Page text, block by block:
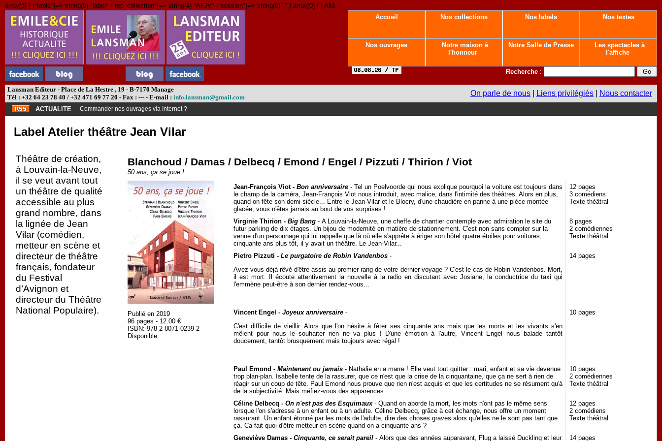
array(3) { ["table"]=> string(5) "label" ["rec_collection"]=> string(4) "ATJV" ["session"]=> string(0) "" } array(0) { } Allé
Accueil
Nos collections Nos labels Nos textes
Nos ouvrages
Notre maison à
l'honneur
Notre Salle de Presse
Les spectacles à
l'affiche
Recherche :
Lansman Editeur - Place de La Hestre , 19 - B-7170 Manage
Tél : +32 64 23 78 40 / +32 471 69 77 20 - Fax : --- - E-mail : info.lansman@gmail.com On parle de nous Liens privilégiés Nous contacter
ACTUALITE Commander nos ouvrages via Internet ?
Label Atelier théâtre Jean Vilar
Théâtre de création,
à Louvain-la-Neuve,
il se veut avant tout
un théâtre de qualité
accessible au plus
grand nombre, dans
la lignée de Jean
Vilar (comédien,
metteur en scène et
directeur de théâtre
français, fondateur
du Festival
d’Avignon et
directeur du Théâtre
National Populaire).
Blanchoud / Damas / Delbecq / Emond / Engel / Pizzuti / Thirion / Viot
50 ans, ça se joue !
Publié en 2019
96 pages - 12.00 €
ISBN: 978-2-8071-0239-2
Disponible
Jean-François Viot - Bon anniversaire - Tel un Poelvoorde qui nous explique pourquoi la voiture est toujours dans
le champ de la caméra, Jean-François Viot nous introduit, avec malice, dans l'intimité des théâtres. Alors en plus,
quand on fête son demi-siècle... Entre le Jean-Vilar et le Blocry, d'une chaudière en panne à une pièce montée
glacée, vous n'êtes jamais au bout de vos surprises !
12 pages
3 comédiens
Texte théâtral
Virginie Thirion - Big Bang - A Louvain-la-Neuve, une cheffe de chantier contemple avec admiration le site du
futur parking de dix étages. Un bijou de modernité en matière de stationnement. C'est non sans compter sur la
venue d'un personnage qui lui rappelle que là où elle s'apprête à ériger son hôtel quatre étoiles pour voitures,
cinquante ans plus tôt, il y avait un théâtre. Le Jean-Vilar...
8 pages
2 comédiennes
Texte théâtral
Pietro Pizzuti - Le purgatoire de Robin Vandenbos -
Avez-vous déjà rêvé d'être assis au premier rang de votre dernier voyage ? C'est le cas de Robin Vandenbos. Mort,
il est mort. Il écoute attentivement la nouvelle à la radio en discutant avec Josiane, la conductrice du taxi qui
l'emmène peut-être à son dernier rendez-vous...
14 pages
Vincent Engel - Joyeux anniversaire -
C'est difficile de vieillir. Alors que l'on hésite à fêter ses cinquante ans mais que les morts et les vivants s'en
mêlent pour nous le souhaiter rien ne va plus ! D'une émotion à l'autre, Vincent Engel nous balade tantôt
doucement, tantôt brusquement mais toujours avec régal !
10 pages
Paul Emond - Maintenant ou jamais - Nathalie en a marre ! Elle veut tout quitter : mari, enfant et sa vie devenue
trop plan-plan. Isabelle tente de la rassurer, que ce n'est que la crise de la cinquantaine, que ça ne sert à rien de
réagir sur un coup de tête. Paul Emond nous prouve que rien n'est acquis et que les certitudes ne se résument qu'à
de la subjectivité. Mais méfiez-vous des apparences...
10 pages
2 comédiennes
Texte théâtral
Céline Delbecq - On n'est pas des Esquimaux- Quand on aborde la mort, les mots n'ont pas le même sens
lorsque l'on s'adresse à un enfant ou à un adulte. Céline Delbecq, grâce à cet échange, nous offre un moment
rassurant. Un enfant étonné par les mots de l'adulte, dire des choses graves alors qu'elles ne le sont pas tant que
ça. Ca fait quoi d'être metteur en scène quand on a cinquante ans ?
12 pages
2 comédiens
Texte théâtral
Geneviève Damas - Cinquante, ce serait pareil - Alors que des années auparavant, Flug a laissé Duckling et leur 14 pages